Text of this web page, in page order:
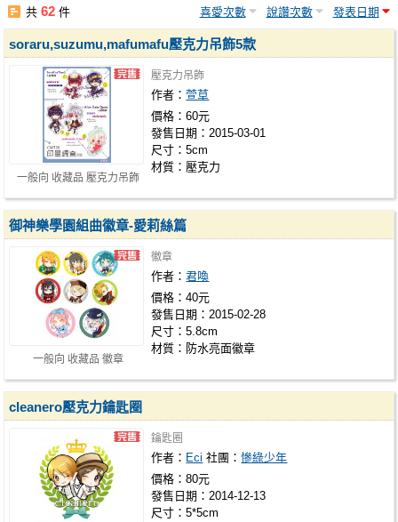
共62 件 喜愛次數 說讚次數 發表日期
一般向 收藏品 壓克力吊飾
soraru,suzumu,mafumafu壓克力吊飾5款
壓克力吊飾
作者：萱草
價格：60元
發售日期：2015-03-01
尺寸：5cm
材質：壓克力
一般向 收藏品 徽章
御神樂學園組曲徽章-愛莉絲篇
徽章
作者：君喚
價格：40元
發售日期：2015-02-28
尺寸：5.8cm
材質：防水亮面徽章
cleanero壓克力鑰匙圈
鑰匙圈
作者： Eci 社團：慘綠少年
價格：80元
發售日期：2014-12-13
尺寸：5*5cm